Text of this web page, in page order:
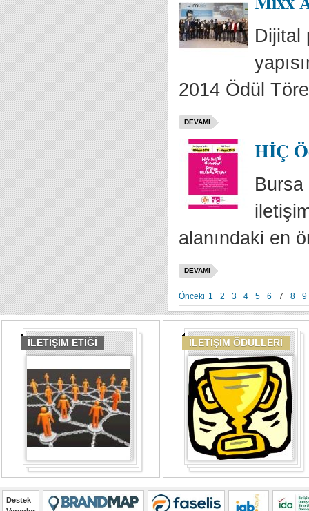
Dijital
2014 Ödül
DEVAMI
HİÇ
Bursa
alanındaki en
DEVAMI
Önceki 1 2 3 4 5 6 7 8 9
İLETİŞİM ETİĞİ İLETİŞİM ÖDÜLLERİ
Destek